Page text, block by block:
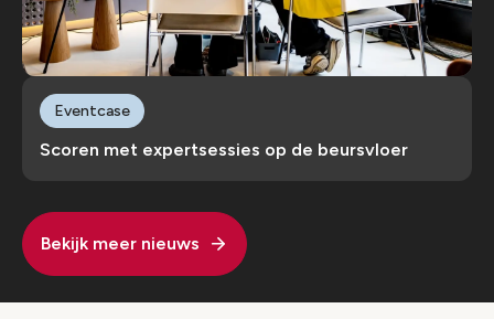
Scoren met expertsessies op de beursvloer
Eventcase
Bekijk meer nieuws